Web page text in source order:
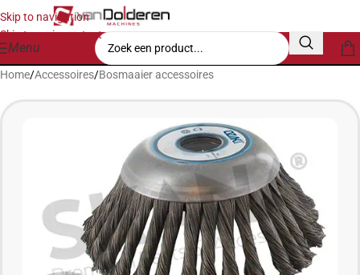
Skip to navigation
Skip to main content
Menu
Home/Accessoires/Bosmaaier accessoires